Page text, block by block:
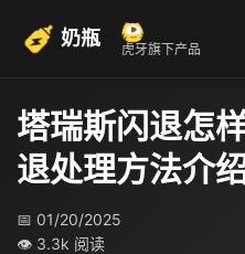
奶瓶 虎牙旗下产品
塔瑞斯闪退怎
退处理方法介
📅 01/20/2025
👁 3.3k 阅读